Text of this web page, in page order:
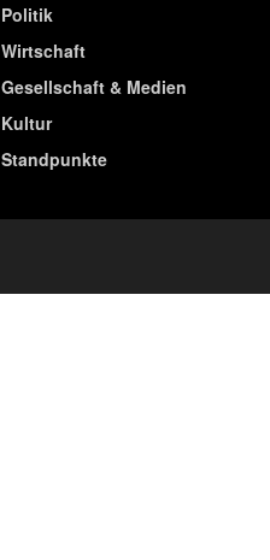
Politik
Wirtschaft
Gesellschaft & Medien
Kultur
Standpunkte